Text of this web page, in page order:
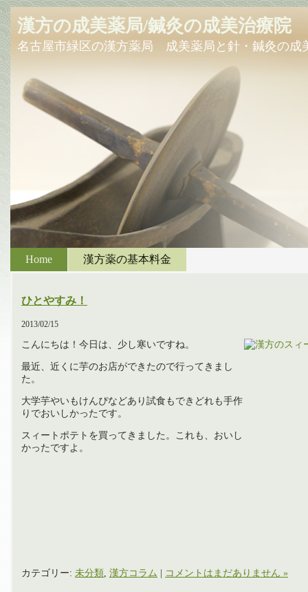
漢方の成美薬局/鍼灸の成美治療院
名古屋市緑区の漢方薬局 成美薬局と針・鍼灸の成
Home 漢方薬の基本料金
ひとやすみ！
2013/02/15
こんにちは！今日は、少し寒いですね。
最近、近くに芋のお店ができたので行ってきまし
た。
大学芋やいもけんぴなどあり試食もできどれも手作
りでおいしかったです。
スィートポテトを買ってきました。これも、おいし
かったですよ。
カテゴリー: 未分類 漢方コラム コメントはまだありません »